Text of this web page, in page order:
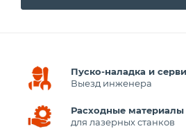
Пуско-наладка и
Выезд инженера
Расходные материалы
для лазерных станков